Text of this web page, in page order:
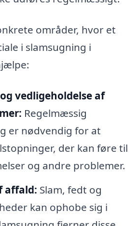
områder, hvor et
i slamsugning i
vedligeholdelse af
Regelmæssig
er nødvendig for at
der kan føre til
og andre problemer.
affald: Slam, fedt og
kan ophobe sig i